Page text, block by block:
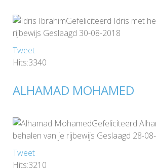
Gefeliciteerd Idris met
rijbewijs Geslaagd 30-08-2018
Tweet
Hits:3340
ALHAMAD MOHAMED
Gefeliciteerd
behalen van je rijbewijs Geslaagd 28-
Tweet
Hits:3210